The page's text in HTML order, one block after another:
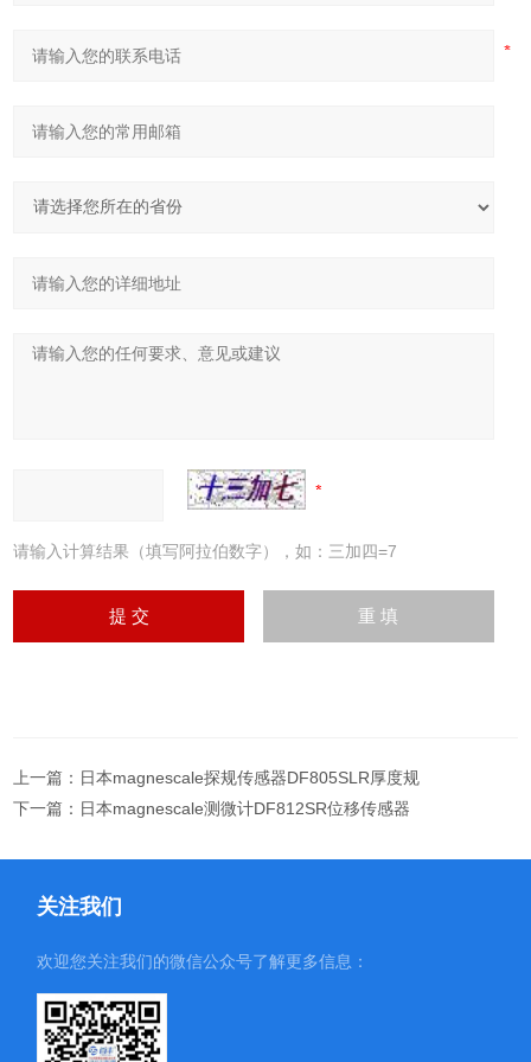
请输入计算结果（填写阿拉伯数字），如：三加四=7
上一篇： 日本magnescale探规传感器DF805SLR厚度规
下一篇： 日本magnescale测微计DF812SR位移传感器
关注我们
欢迎您关注我们的微信公众号了解更多信息：